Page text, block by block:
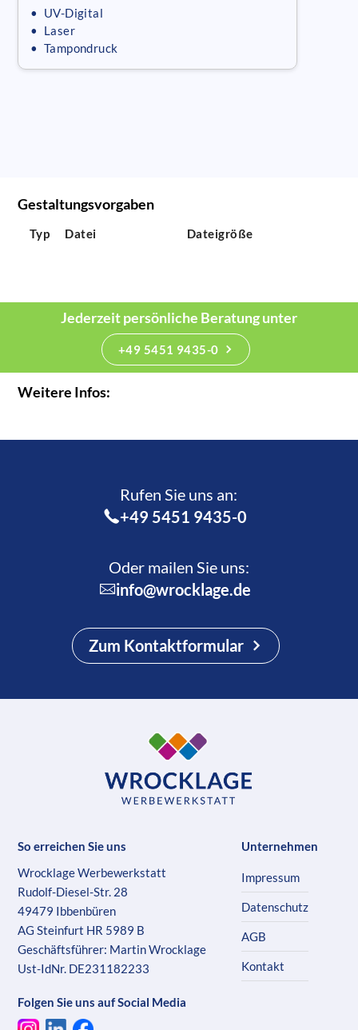
• UV-Digital
• Laser
• Tampondruck
Gestaltungsvorgaben
Typ Datei Dateigröße
Jederzeit persönliche Beratung unter
+49 5451 9435-0
Weitere Infos:
Rufen Sie uns an:­
+49 5451 9435-0
Oder mailen Sie uns:
info@wrocklage.de
Zum Kontaktformular
So erreichen Sie uns
Wrocklage Werbewerkstatt
Rudolf-Diesel-Str. 28
49479 Ibbenbüren
AG Steinfurt HR 5989 B
Geschäftsführer: Martin Wrocklage
Ust-IdNr. DE231182233
Folgen Sie uns auf Social Media
Unternehmen
Impressum
Datenschutz
AGB
Kontakt